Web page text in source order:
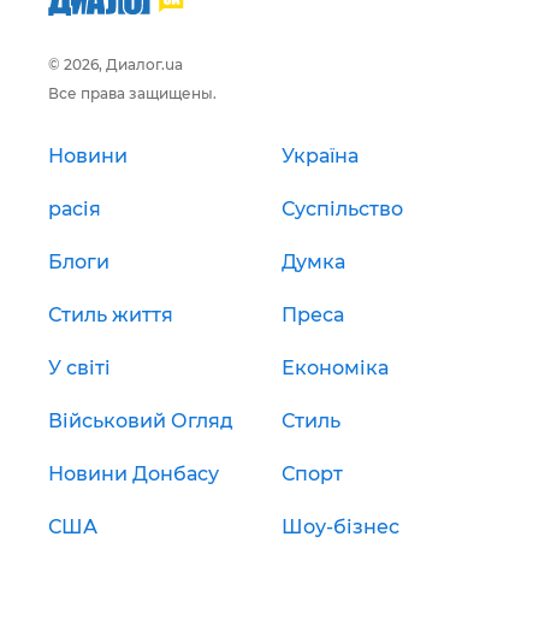
© 2026, Диалог.ua
Все права защищены.
Новини Україна
расія Суспільство
Блоги Думка
Стиль життя Преса
У світі Економіка
Військовий Огляд Стиль
Новини Донбасу Спорт
США Шоу-бізнес